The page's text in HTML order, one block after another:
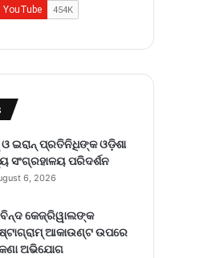
ଓ ଇରାନ୍ ପ୍ରତିନିଧିଙ୍କ ଓଡ଼ିଶା
ସଂଗ୍ରହାଳୟ ପରିଦର୍ଶନ
6, 2026
କେଜ୍ରିୱାଲଙ୍କ
ଆକାଉଣ୍ଟ ଉପରେ
ଅଭିଯୋଗ